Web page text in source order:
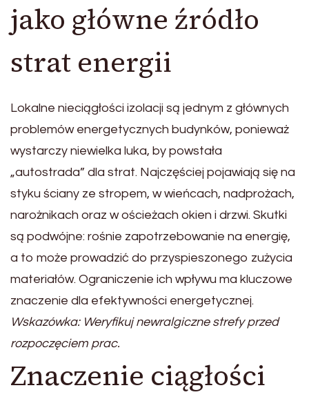
jako główne źródło
strat energii
Lokalne nieciągłości izolacji są jednym z głównych
problemów energetycznych budynków, ponieważ
wystarczy niewielka luka, by powstała
„autostrada” dla strat. Najczęściej pojawiają się na
styku ściany ze stropem, w wieńcach, nadprożach,
narożnikach oraz w ościeżach okien i drzwi. Skutki
są podwójne: rośnie zapotrzebowanie na energię,
a to może prowadzić do przyspieszonego zużycia
materiałów. Ograniczenie ich wpływu ma kluczowe
znaczenie dla efektywności energetycznej.
Wskazówka: Weryfikuj newralgiczne strefy przed
rozpoczęciem prac.
Znaczenie ciągłości